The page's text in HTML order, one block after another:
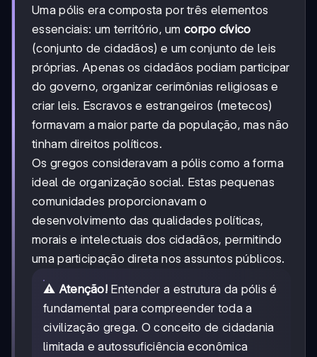
Uma pólis era composta por três elementos
essenciais: um território, umcorpo cívico
(conjunto de cidadãos) e um conjunto de leis
próprias. Apenas os cidadãos podiam participar
do governo, organizar cerimônias religiosas e
criar leis. Escravos e estrangeiros (metecos)
formavam a maior parte da população, mas não
tinham direitos políticos.
Os gregos consideravam a pólis como a forma
ideal de organização social. Estas pequenas
comunidades proporcionavam o
desenvolvimento das qualidades políticas,
morais e intelectuais dos cidadãos, permitindo
uma participação direta nos assuntos públicos.
⚠️ Atenção! Entender a estrutura da pólis é
fundamental para compreender toda a
civilização grega. O conceito de cidadania
limitada e autossuficiência econômica